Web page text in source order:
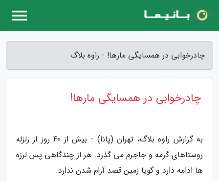
چادرخوابی در همسایگی مارها! - راوه بلاگ
چادرخوابی در همسایگی مارها!
به گزارش راوه بلاگ، تهران (پانا) - بیش از 40 روز از زلزله
روستاهای گرمه و جاجرم می گذرد. هر از چندگاهی پس لرزه
ها ادامه دارد و گویا زمین قصد آرام شدن ندارد.